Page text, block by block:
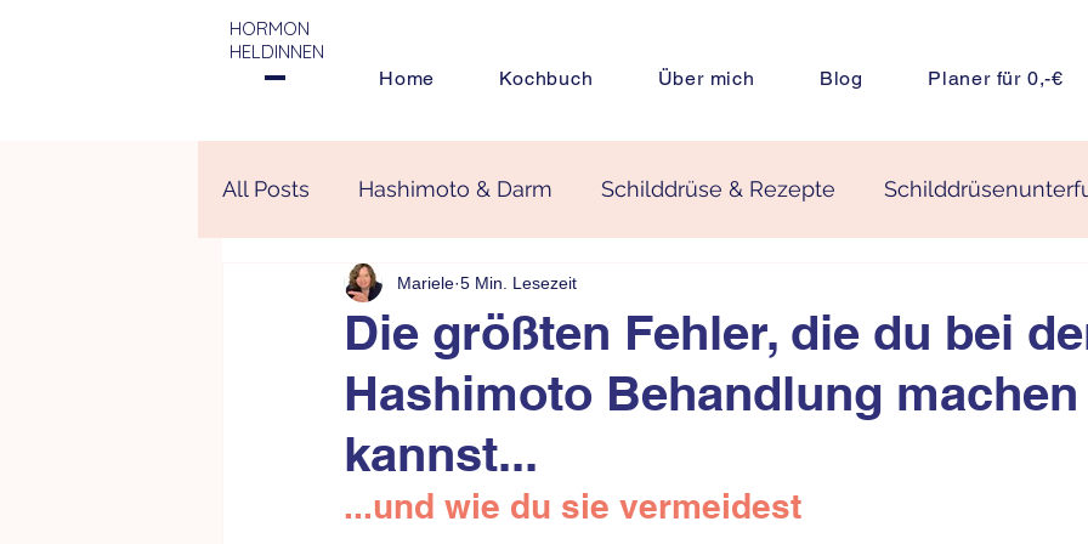
HORMON
HELDINNEN
Home
Kochbuch Über mich Blog Planer für 0,-€
All Posts Hashimoto & Darm Schilddrüse & Rezepte
Ernährung bei Hashimoto
Hashimoto Hormone Ernährung Darmgesundheit
Die größten Fehler, die du bei
Hashimoto Behandlung machen
kannst...
Mariele 5 Min. Lesezeit
...und wie du sie vermeidest